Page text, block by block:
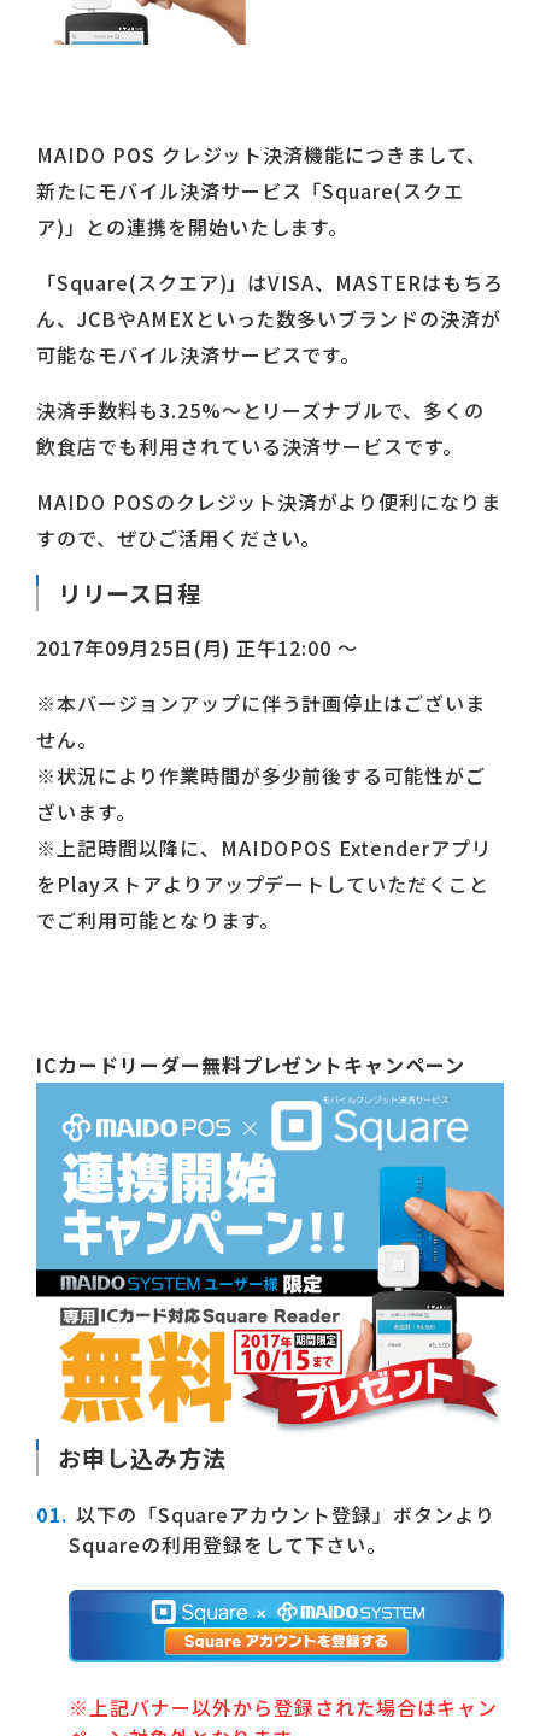
MAIDO POS クレジット決済機能につきまして、
新たにモバイル決済サービス「Square(スクエ
ア)」との連携を開始いたします。
「Square(スクエア)」はVISA、MASTERはもちろ
ん、JCBやAMEXといった数多いブランドの決済が
可能なモバイル決済サービスです。
決済手数料も3.25%～とリーズナブルで、多くの
飲食店でも利用されている決済サービスです。
MAIDO POSのクレジット決済がより便利になりま
すので、ぜひご活用ください。
リリース日程
2017年09月25日(月) 正午12:00 ～
※本バージョンアップに伴う計画停止はございま
せん。
※状況により作業時間が多少前後する可能性がご
ざいます。
※上記時間以降に、MAIDOPOS Extenderアプリ
をPlayストアよりアップデートしていただくこと
でご利用可能となります。
ICカードリーダー無料プレゼントキャンペーン
お申し込み方法
以下の「Squareアカウント登録」ボタンより
Squareの利用登録をして下さい。
※上記バナー以外から登録された場合はキャン